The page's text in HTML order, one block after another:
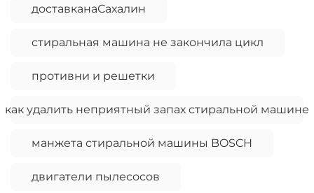
доставканаСахалин
стиральная машина не закончила цикл
противни и решетки
как удалить неприятный запах стиральной машине
манжета стиральной машины BOSCH
двигатели пылесосов